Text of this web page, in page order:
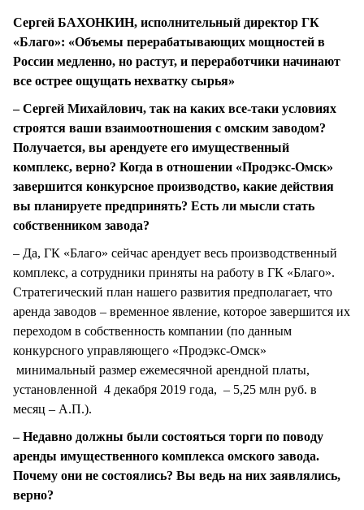
Сергей БАХОНКИН, исполнительный директор ГК
«Благо»: «Объемы перерабатывающих мощностей в
России медленно, но растут, и переработчики начинают
все острее ощущать нехватку сырья»
– Сергей Михайлович, так на каких все-таки условиях
строятся ваши взаимоотношения с омским заводом?
Получается, вы арендуете его имущественный
комплекс, верно? Когда в отношении «Продэкс-Омск»
завершится конкурсное производство, какие действия
вы планируете предпринять? Есть ли мысли стать
собственником завода?
– Да, ГК «Благо» сейчас арендует весь производственный
комплекс, а сотрудники приняты на работу в ГК «Благо».
Стратегический план нашего развития предполагает, что
аренда заводов – временное явление, которое завершится их
переходом в собственность компании (по данным
конкурсного управляющего «Продэкс-Омск»
минимальный размер ежемесячной арендной платы,
установленной 4 декабря 2019 года, – 5,25 млн руб. в
месяц – А.П.).
– Недавно должны были состояться торги по поводу
аренды имущественного комплекса омского завода.
Почему они не состоялись? Вы ведь на них заявлялись,
верно?